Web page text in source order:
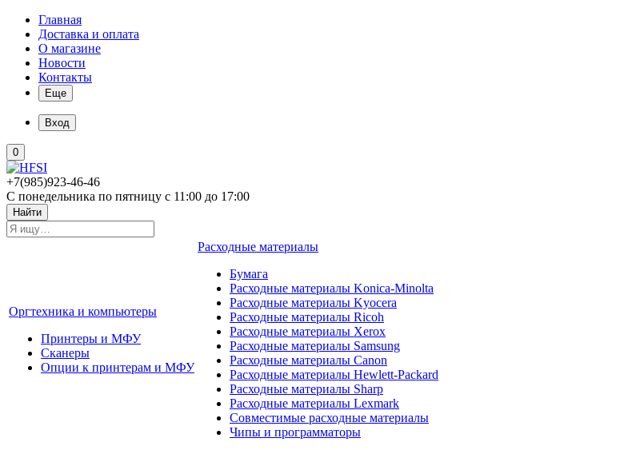
Главная
Доставка и оплата
О магазине
Новости
Контакты
Еще
Вход
0
+7(985)923-46-46
С понедельника по пятницу с 11:00 до 17:00
Найти
Оргтехника и компьютеры
Принтеры и МФУ
Сканеры
Опции к принтерам и МФУ
Расходные материалы
Бумага
Расходные материалы Konica-Minolta
Расходные материалы Kyocera
Расходные материалы Ricoh
Расходные материалы Xerox
Расходные материалы Samsung
Расходные материалы Canon
Расходные материалы Hewlett-Packard
Расходные материалы Sharp
Расходные материалы Lexmark
Совместимые расходные материалы
Чипы и программаторы